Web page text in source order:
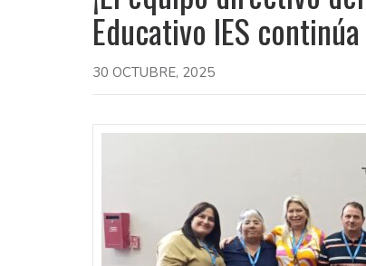
Educativo IES
30 OCTUBRE, 2025